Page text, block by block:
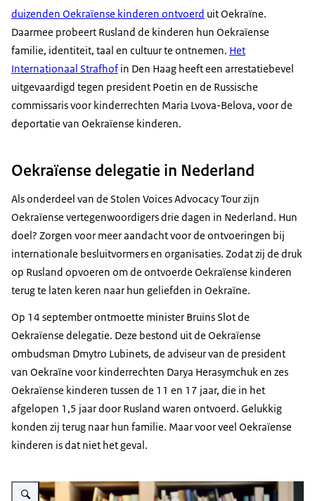
duizenden Oekraïense kinderen ontvoerd uit Oekraïne.
Daarmee probeert Rusland de kinderen hun Oekraïense
familie, identiteit, taal en cultuur te ontnemen. Het
Internationaal Strafhofin Den Haag heeft een arrestatiebevel
uitgevaardigd tegen president Poetin en de Russische
commissaris voor kinderrechten Maria Lvova-Belova, voor de
deportatie van Oekraïense kinderen.
Oekraïense delegatie in Nederland
Als onderdeel van de Stolen Voices Advocacy Tourzijn
Oekraïense vertegenwoordigers drie dagen in Nederland. Hun
doel? Zorgen voor meer aandacht voor de ontvoeringen bij
internationale besluitvormers en organisaties. Zodat zij de druk
op Rusland opvoeren om de ontvoerde Oekraïense kinderen
terug te laten keren naar hun geliefden in Oekraïne.
Op 14 september ontmoette minister Bruins Slot de
Oekraïense delegatie. Deze bestond uit de Oekraïense
ombudsman Dmytro Lubinets, de adviseur van de president
van Oekraïne voor kinderrechten Darya Herasymchuk en zes
Oekraïense kinderen tussen de 11 en 17 jaar, die in het
afgelopen 1,5 jaar door Rusland waren ontvoerd. Gelukkig
konden zij terug naar hun familie. Maar voor veel Oekraïense
kinderen is dat niet het geval.
Vergroot afbeelding Een van de Oekraïense kinderen